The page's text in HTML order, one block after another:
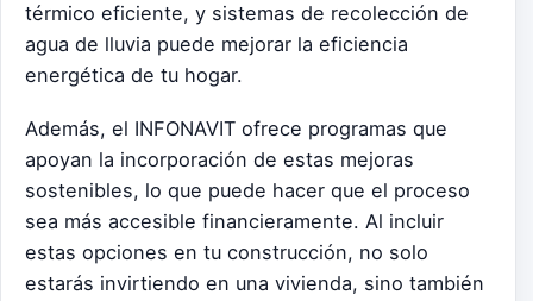
térmico eficiente, y sistemas de recolección de
agua de lluvia puede mejorar la eficiencia
energética de tu hogar.
Además, el INFONAVIT ofrece programas que
apoyan la incorporación de estas mejoras
sostenibles, lo que puede hacer que el proceso
sea más accesible financieramente. Al incluir
estas opciones en tu construcción, no solo
estarás invirtiendo en una vivienda, sino también